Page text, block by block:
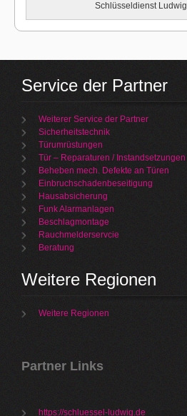
Schlüsseldienst Ludwig
Service der Partner
Weiterer Service der Partner
Sicherheitstechnik
Türumrüstungen
Tür – Reparaturen / Instandsetzungen
Beheben mech. Defekte an Türen
Einbruchschadenbeseitigung
Hausabsicherung
Funk Alarmanlagen
Beschlagmontage
Rauchmelderservcie
Beratung
Weitere Regionen
Weitere Regionen
Partner Links
https://schluessel-ludwig.de